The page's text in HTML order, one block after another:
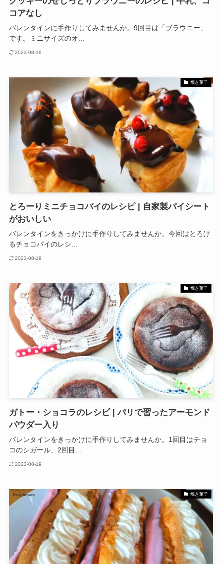
コアなし
バレンタインに手作りしてみませんか。9回目は「ブラウニー」
です。ミニサイズのオ...
2023-08-19
焼き菓子
とろーりミニチョコパイのレシピ | 自家製パイシート
がおいしい
バレンタインをきっかけに手作りしてみませんか。今回はとろけ
るチョコパイのレシ...
2023-08-19
焼き菓子
ガトー・ショコラのレシピ | パリで習ったアーモンド
パウダー入り
バレンタインをきっかけに手作りしてみませんか。1回目はチョ
コのシガール、2回目...
2023-08-19
焼き菓子